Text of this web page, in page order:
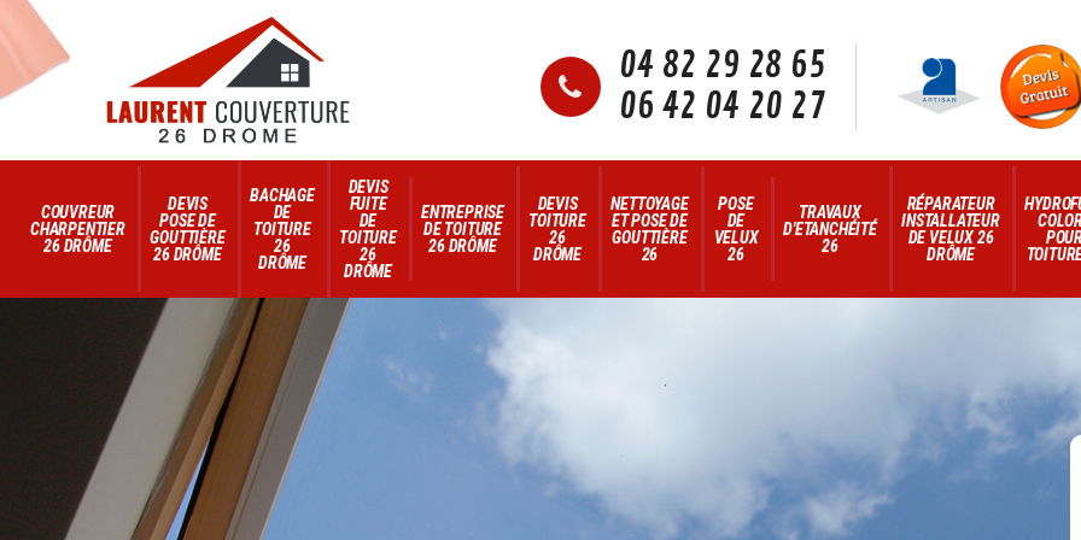
04 82 29 28 65
06 42 04 20 27
COUVREUR
CHARPENTIER
26 DRÔME
DEVIS
POSE DE
GOUTTIÈRE
26 DRÔME
BACHAGE
DE
TOITURE
26
DRÔME
DEVIS
FUITE
DE
TOITURE
26
DRÔME
ENTREPRISE
DE TOITURE
26 DRÔME
DEVIS
TOITURE
26
DRÔME
NETTOYAGE
ET POSE DE
GOUTTIÈRE
26
POSE
DE
VELUX
26
TRAVAUX
D'ETANCHÉITÉ
26
RÉPARATEUR
INSTALLATEUR
DE VELUX 26
DRÔME